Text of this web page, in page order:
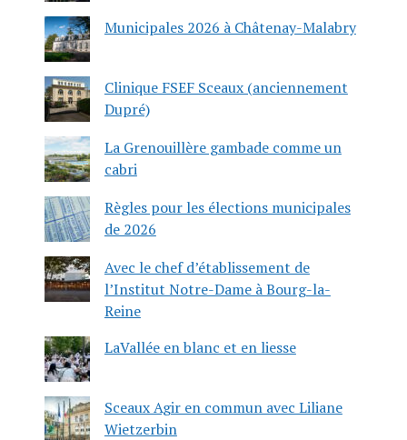
Municipales 2026 à Châtenay-Malabry
Clinique FSEF Sceaux (anciennement
Dupré)
La Grenouillère gambade comme un
cabri
Règles pour les élections municipales
de 2026
Avec le chef d’établissement de
l’Institut Notre-Dame à Bourg-la-
Reine
LaVallée en blanc et en liesse
Sceaux Agir en commun avec Liliane
Wietzerbin